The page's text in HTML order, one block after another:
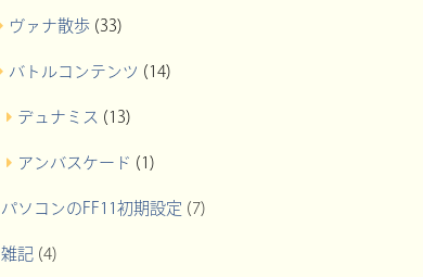
ヴァナ散歩 (33)
バトルコンテンツ (14)
デュナミス (13)
アンバスケード (1)
パソコンのFF11初期設定 (7)
雑記(4)